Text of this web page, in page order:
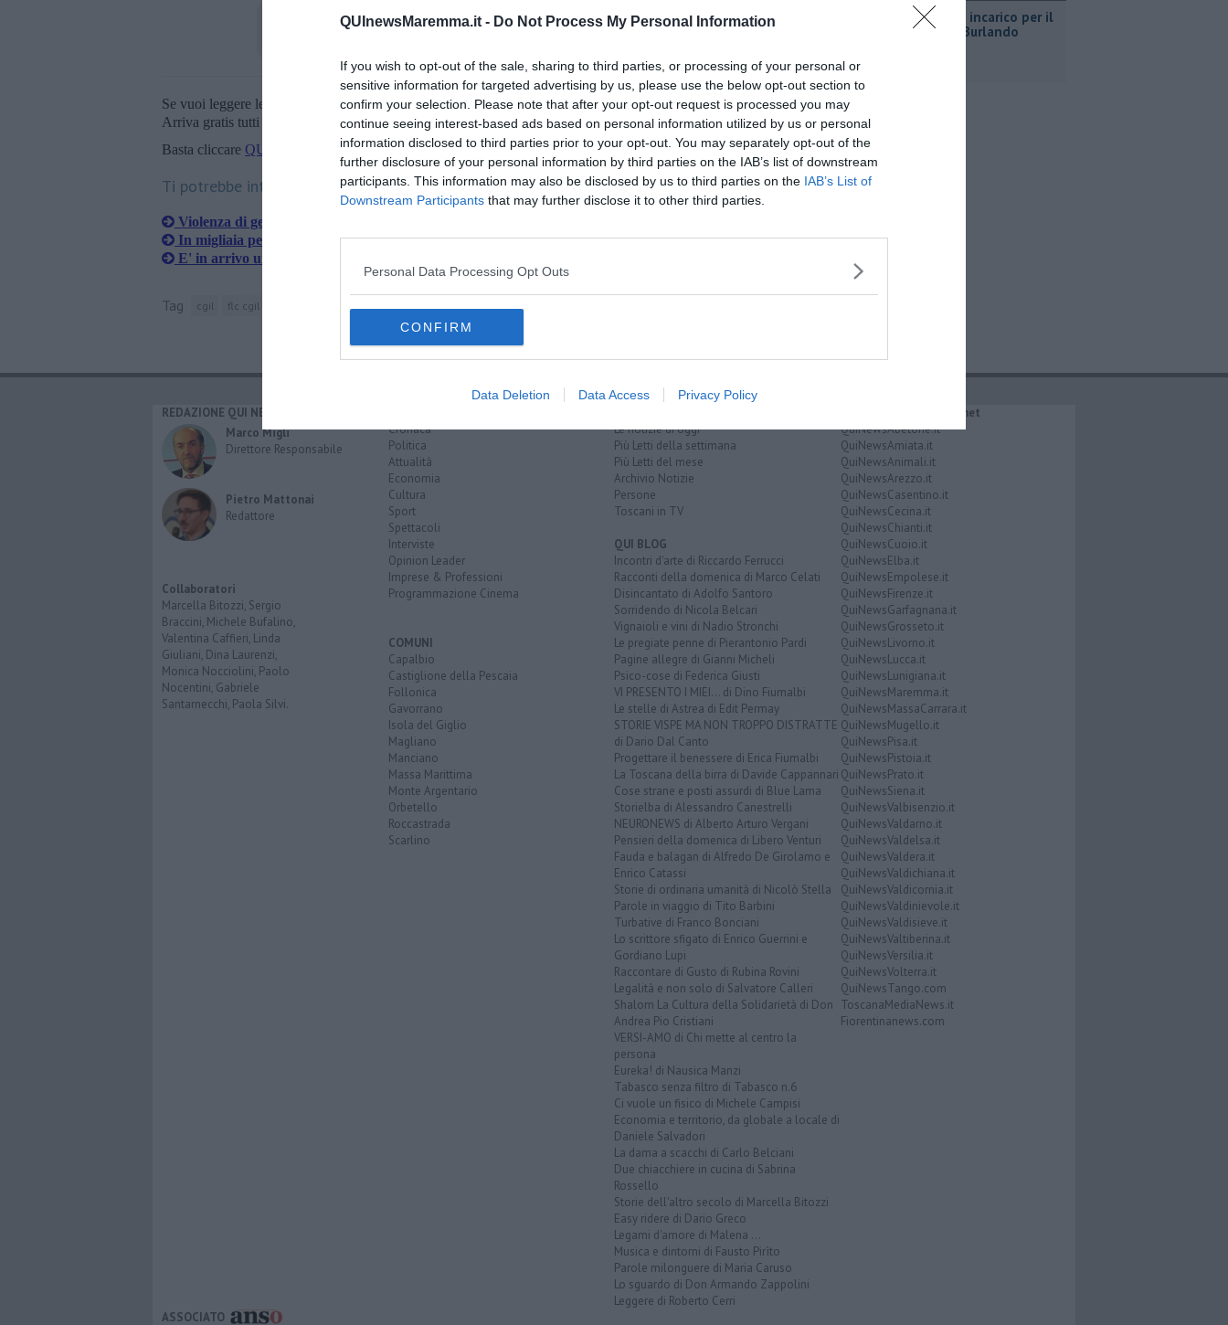
QUInewsMaremma.it - Do Not Process My Personal Information
If you wish to opt-out of the sale, sharing to third parties, or processing of your personal or
sensitive information for targeted advertising by us, please use the below opt-out section to
confirm your selection. Please note that after your opt-out request is processed you may
continue seeing interest-based ads based on personal information utilized by us or personal
information disclosed to third parties prior to your opt-out. You may separately opt-out of the
further disclosure of your personal information by third parties on the IAB’s list of downstream
participants. This information may also be disclosed by us to third parties on the IAB’s List of
Downstream Participants that may further disclose it to other third parties.
Personal Data Processing Opt Outs
CONFIRM
Data Deletion Data Access Privacy Policy
Se vuoi leggere le notizie principali della Toscana iscriviti allaNewsletter QUInews - ToscanaMedia.
Arriva gratis tutti i giorni alle 20:00 direttamente nella tua casella di posta.
Basta cliccare QUI
Ti potrebbe interessare anche:
Violenza di genere, 5 chiamate al giorno al 112 toscano
In migliaia per gridare "Mai più morti sul lavoro"
E' in arrivo un venerdì di sciopero
Tag cgil flc cgil
Parco, fine incarico per il
direttore Burlando
REDAZIONE QUI NEWS
Marco Migli
Direttore Responsabile
Pietro Mattonai
Redattore
Collaboratori
Marcella Bitozzi, Sergio
Braccini, Michele Bufalino,
Valentina Caffieri, Linda
Giuliani, Dina Laurenzi,
Monica Nocciolini, Paolo
Nocentini, Gabriele
Santarnecchi, Paola Silvi.
Cronaca
Politica
Attualità
Economia
Cultura
Sport
Spettacoli
Interviste
Opinion Leader
Imprese & Professioni
Programmazione Cinema
COMUNI
Capalbio
Castiglione della Pescaia
Follonica
Gavorrano
Isola del Giglio
Magliano
Manciano
Massa Marittima
Monte Argentario
Orbetello
Roccastrada
Scarlino
Le notizie di oggi
Più Letti della settimana
Più Letti del mese
Archivio Notizie
Persone
Toscani in TV
QUI BLOG
Incontri d'arte di Riccardo Ferrucci
Racconti della domenica di Marco Celati
Disincantato di Adolfo Santoro
Sorridendo di Nicola Belcari
Vignaioli e vini di Nadio Stronchi
Le pregiate penne di Pierantonio Pardi
Pagine allegre di Gianni Micheli
Psico-cose di Federica Giusti
VI PRESENTO I MIEI... di Dino Fiumalbi
Le stelle di Astrea di Edit Permay
STORIE VISPE MA NON TROPPO DISTRATTE
di Dario Dal Canto
Progettare il benessere di Erica Fiumalbi
La Toscana della birra di Davide Cappannari
Cose strane e posti assurdi di Blue Lama
Storielba di Alessandro Canestrelli
NEURONEWS di Alberto Arturo Vergani
Pensieri della domenica di Libero Venturi
Fauda e balagan di Alfredo De Girolamo e
Enrico Catassi
Storie di ordinaria umanità di Nicolò Stella
Parole in viaggio di Tito Barbini
Turbative di Franco Bonciani
Lo scrittore sfigato di Enrico Guerrini e
Gordiano Lupi
Raccontare di Gusto di Rubina Rovini
Legalità e non solo di Salvatore Calleri
Shalom La Cultura della Solidarietà di Don
Andrea Pio Cristiani
VERSI-AMO di Chi mette al centro la
persona
Eureka! di Nausica Manzi
Tabasco senza filtro di Tabasco n.6
Ci vuole un fisico di Michele Campisi
Economia e territorio, da globale a locale di
Daniele Salvadori
La dama a scacchi di Carlo Belciani
Due chiacchiere in cucina di Sabrina
Rossello
Storie dell'altro secolo di Marcella Bitozzi
Easy ridere di Dario Greco
Legami d'amore di Malena ...
Musica e dintorni di Fausto Pirìto
Parole milonguere di Maria Caruso
Lo sguardo di Don Armando Zappolini
Leggere di Roberto Cerri
IL NETWORK QuiNews.net
QuiNewsAbetone.it
QuiNewsAmiata.it
QuiNewsAnimali.it
QuiNewsArezzo.it
QuiNewsCasentino.it
QuiNewsCecina.it
QuiNewsChianti.it
QuiNewsCuoio.it
QuiNewsElba.it
QuiNewsEmpolese.it
QuiNewsFirenze.it
QuiNewsGarfagnana.it
QuiNewsGrosseto.it
QuiNewsLivorno.it
QuiNewsLucca.it
QuiNewsLunigiana.it
QuiNewsMaremma.it
QuiNewsMassaCarrara.it
QuiNewsMugello.it
QuiNewsPisa.it
QuiNewsPistoia.it
QuiNewsPrato.it
QuiNewsSiena.it
QuiNewsValbisenzio.it
QuiNewsValdarno.it
QuiNewsValdelsa.it
QuiNewsValdera.it
QuiNewsValdichiana.it
QuiNewsValdicornia.it
QuiNewsValdinievole.it
QuiNewsValdisieve.it
QuiNewsValtiberina.it
QuiNewsVersilia.it
QuiNewsVolterra.it
QuiNewsTango.com
ToscanaMediaNews.it
Fiorentinanews.com
ASSOCIATO